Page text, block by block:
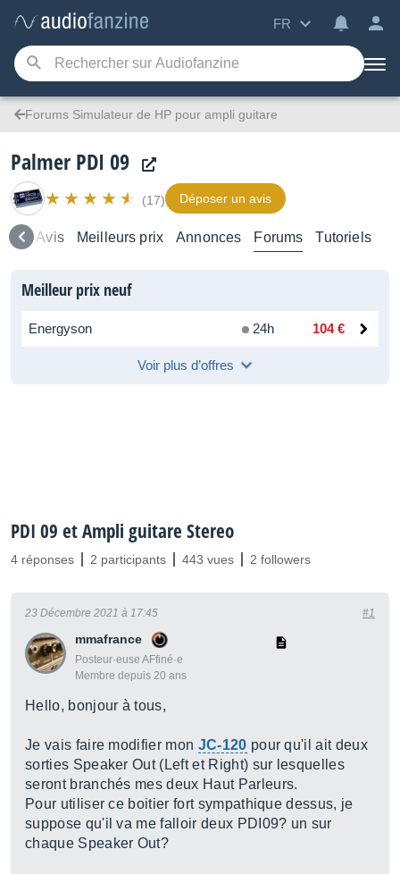
FR
Forums Simulateur de HP pour ampli guitare
Palmer PDI 09
(17) Déposer un avis
Avis Meilleurs prix Annonces Forums Tutoriels
Meilleur prix neuf
Energyson 24h 104 €
Voir plus d’offres
PDI 09 et Ampli guitare Stereo
4 réponses 2 participants 443 vues 2 followers
mmafrance
Posteur·euse AFfiné·e
Membre depuis 20 ans
23 Décembre 2021 à 17:45 #1
Hello, bonjour à tous,
Je vais faire modifier mon JC-120 pour qu'il ait deux
sorties Speaker Out (Left et Right) sur lesquelles
seront branchés mes deux Haut Parleurs.
Pour utiliser ce boitier fort sympathique dessus, je
suppose qu'il va me falloir deux PDI09? un sur
chaque Speaker Out?